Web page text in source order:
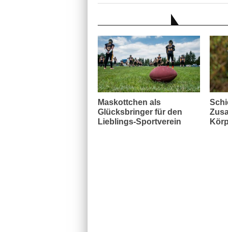
Maskottchen als
Glücksbringer für den
Lieblings-Sportverein